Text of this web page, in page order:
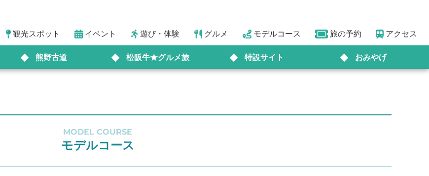
観光スポット イベント 遊び・体験 グルメ モデルコース 旅の予約 アクセス
熊野古道 松阪牛★グルメ旅 特設サイト おみやげ
MODEL COURSE
モデルコース